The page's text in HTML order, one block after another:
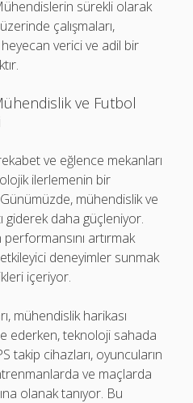
sürekli olarak
çalışmaları,
verici ve adil bir
ve Futbol
ve eğlence mekanları
ilerlemenin bir
mühendislik ve
giderek daha güçleniyor.
artırmak
deneyimler sunmak
içeriyor.
mühendislik harikası
ederken, teknoloji sahada
takip cihazları, oyuncuların
ve maçlarda
olanak tanıyor. Bu